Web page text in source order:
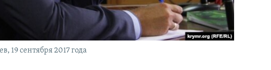
19 сентября 2017 года